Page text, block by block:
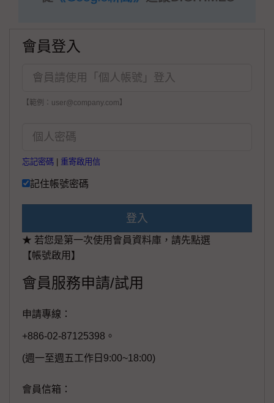
會員登入
【範例：user@company.com】
忘記密碼 重寄啟用信
記住帳號密碼
登入
★ 若您是第一次使用會員資料庫，請先點選
【帳號啟用】
會員服務申請/試用
申請專線：
+886-02-87125398。
(週一至週五工作日9:00~18:00)
會員信箱：